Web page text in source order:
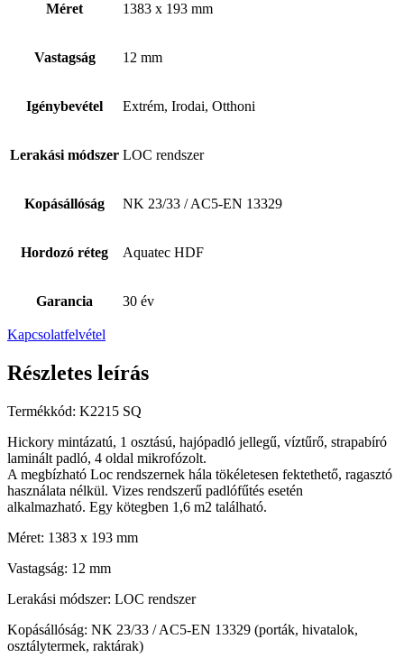
Méret 1383 x 193 mm
Vastagság 12 mm
Igénybevétel Extrém, Irodai, Otthoni
Lerakási módszer LOC rendszer
Kopásállóság NK 23/33 / AC5-EN 13329
Hordozó réteg Aquatec HDF
Garancia 30 év
Kapcsolatfelvétel
Részletes leírás
Termékkód: K2215 SQ
Hickory mintázatú, 1 osztású, hajópadló jellegű, víztűrő, strapabíró
laminált padló, 4 oldal mikrofózolt.
A megbízható Loc rendszernek hála tökéletesen fektethető, ragasztó
használata nélkül. Vizes rendszerű padlófűtés esetén
alkalmazható. Egy kötegben 1,6 m2 található.
Méret: 1383 x 193 mm
Vastagság: 12 mm
Lerakási módszer: LOC rendszer
Kopásállóság: NK 23/33 / AC5-EN 13329 (porták, hivatalok,
osztálytermek, raktárak)